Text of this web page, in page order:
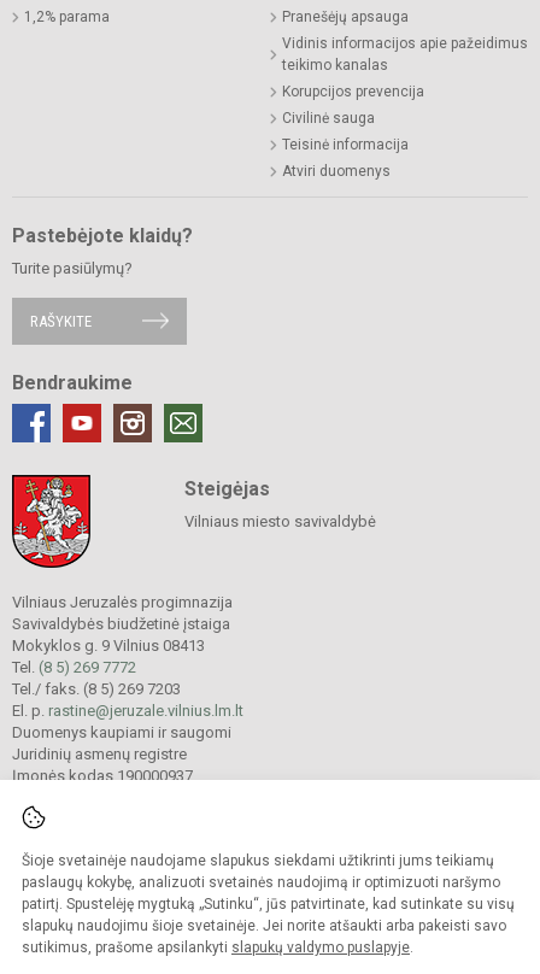
Šioje svetainėje naudojame slapukus siekdami užtikrinti jums teikiamų
paslaugų kokybę, analizuoti svetainės naudojimą ir optimizuoti naršymo
patirtį. Spustelėję mygtuką „Sutinku“, jūs patvirtinate, kad sutinkate su visų
slapukų naudojimu šioje svetainėje. Jei norite atšaukti arba pakeisti savo
sutikimus, prašome apsilankyti slapukų valdymo puslapyje.
1,2% parama
Pranešėjų apsauga
Vidinis informacijos apie pažeidimus
teikimo kanalas
Korupcijos prevencija
Civilinė sauga
Teisinė informacija
Atviri duomenys
Pastebėjote klaidų?
Turite pasiūlymų?
RAŠYKITE
Bendraukime
Steigėjas
Vilniaus miesto savivaldybė
Vilniaus Jeruzalės progimnazija
Savivaldybės biudžetinė įstaiga
Mokyklos g. 9 Vilnius 08413
Tel. (8 5) 269 7772
Tel./ faks. (8 5) 269 7203
El. p. rastine@jeruzale.vilnius.lm.lt
Duomenys kaupiami ir saugomi
Juridinių asmenų registre
Įmonės kodas 190000937
© 2024. Vilniaus Jeruzalės progimnazija. Visos teisės saugomos.
Kopijuoti turinį be raštiško gimnazijos sutikimo griežtai draudžiama.
Prieinamumo paraiška Slapukų valdymas
Sumanus būdas atnaujinti